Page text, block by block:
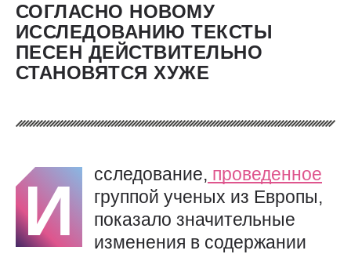
СОГЛАСНО НОВОМУ
ИССЛЕДОВАНИЮ ТЕКСТЫ
ПЕСЕН ДЕЙСТВИТЕЛЬНО
СТАНОВЯТСЯ ХУЖЕ
И сследование, проведенное
группой ученых из Европы,
показало значительные
изменения в содержании